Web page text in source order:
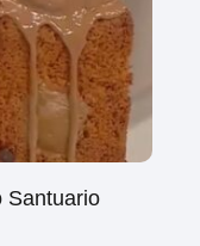
Santuario